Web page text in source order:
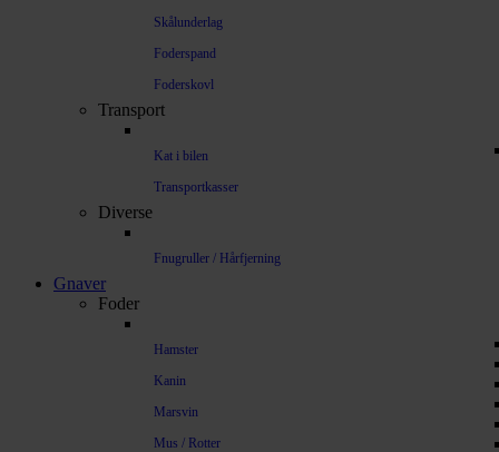
Skålunderlag
Foderspand
Foderskovl
Transport
Kat i bilen
Transportkasser
Diverse
Fnugruller / Hårfjerning
Gnaver
Foder
Hamster
Kanin
Marsvin
Mus / Rotter